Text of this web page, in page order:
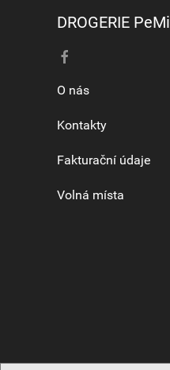
DROGERIE PeMi
O nás
Kontakty
Fakturační údaje
Volná místa